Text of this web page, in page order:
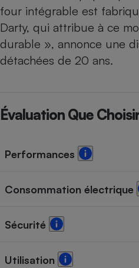
four intégrable est
Darty, qui attribue à ce
durable », annonce une
détachées de 20 ans.
Évaluation Que
Performances
Consommation électrique
Sécurité
Utilisation